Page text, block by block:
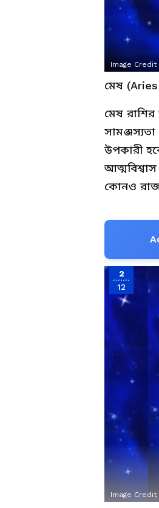
Image Credit
মেষ
মেষ
উপকারী
কোনও
2
12
Image Credit